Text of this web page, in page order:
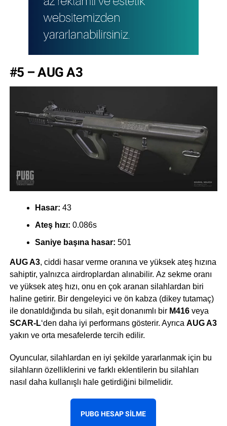
#5 – AUG A3
Hasar: 43
Ateş hızı: 0.086s
Saniye başına hasar: 501
AUG A3, ciddi hasar verme oranına ve yüksek ateş hızına
sahiptir, yalnızca airdroplardan alınabilir. Az sekme oranı
ve yüksek ateş hızı, onu en çok aranan silahlardan biri
haline getirir. Bir dengeleyici ve ön kabza (dikey tutamaç)
ile donatıldığında bu silah, eşit donanımlı bir M416veya
SCAR-L‘den daha iyi performans gösterir. Ayrıca AUG A3
yakın ve orta mesafelerde tercih edilir.
Oyuncular, silahlardan en iyi şekilde yararlanmak için bu
silahların özelliklerini ve farklı eklentilerin bu silahları
nasıl daha kullanışlı hale getirdiğini bilmelidir.
PUBG HESAP SILME